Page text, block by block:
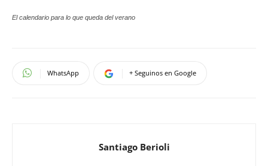
El calendario para lo que queda del verano
WhatsApp + Seguinos en Google
Santiago Berioli